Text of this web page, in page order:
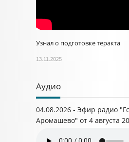
Узнал о подготовке теракта
13.11.2025
Аудио
04.08.2026 - Эфир радио
Аромашево" от 4 августа